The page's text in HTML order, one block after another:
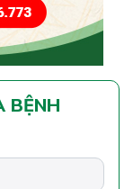
BỆNH